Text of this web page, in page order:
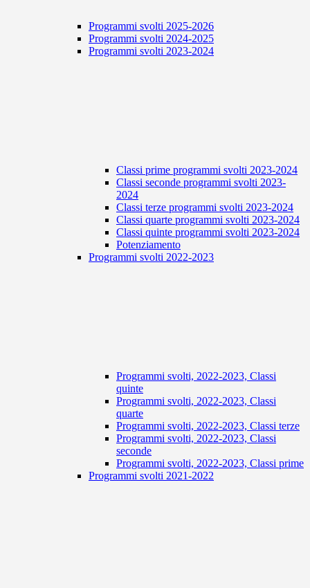
Programmi svolti 2025-2026
Programmi svolti 2024-2025
Programmi svolti 2023-2024
Classi prime programmi svolti 2023-2024
Classi seconde programmi svolti 2023-
2024
Classi terze programmi svolti 2023-2024
Classi quarte programmi svolti 2023-2024
Classi quinte programmi svolti 2023-2024
Potenziamento
Programmi svolti 2022-2023
Programmi svolti, 2022-2023, Classi
quinte
Programmi svolti, 2022-2023, Classi
quarte
Programmi svolti, 2022-2023, Classi terze
Programmi svolti, 2022-2023, Classi
seconde
Programmi svolti, 2022-2023, Classi prime
Programmi svolti 2021-2022